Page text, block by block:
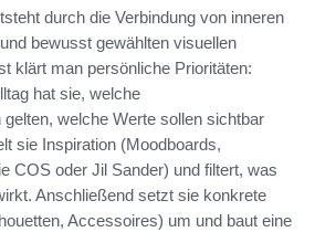
durch die Verbindung von inneren
bewusst gewählten visuellen
klärt man persönliche Prioritäten:
hat sie, welche
gelten, welche Werte sollen sichtbar
sie Inspiration (Moodboards,
COS oder Jil Sander) und filtert, was
Anschließend setzt sie konkrete
Accessoires) um und baut eine